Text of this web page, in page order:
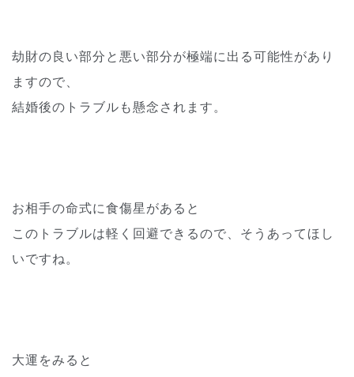
劫財の良い部分と悪い部分が極端に出る可能性があり
ますので、
結婚後のトラブルも懸念されます。
お相手の命式に食傷星があると
このトラブルは軽く回避できるので、そうあってほし
いですね。
大運をみると